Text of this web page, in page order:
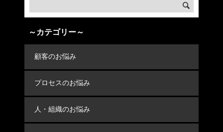
～カテゴリー～
顧客のお悩み
プロセスのお悩み
人・組織のお悩み